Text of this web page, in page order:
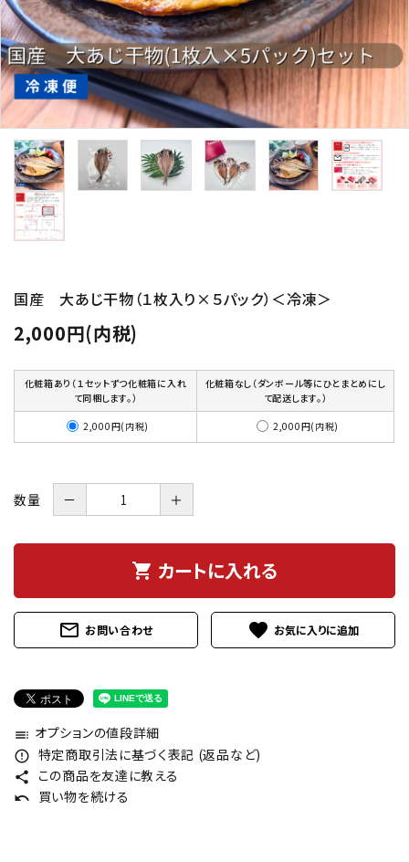
国産 大あじ干物（１枚入り×５パック）＜冷凍＞
2,000円(内税)
化粧箱あり（１セットずつ化粧箱に入れ
て同梱します。）
化粧箱なし（ダンボール等にひとまとめにし
て配送します。）
2,000円(内税) 2,000円(内税)
数量 － ＋
shopping_cart カートに入れる
mail_outline お問い合わせ favorite
toc オプションの値段詳細
error_outline 特定商取引法に基づく表記 (返品など)
share この商品を友達に教える
undo 買い物を続ける